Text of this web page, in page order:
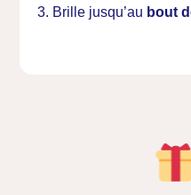
Brille jusqu’au bout